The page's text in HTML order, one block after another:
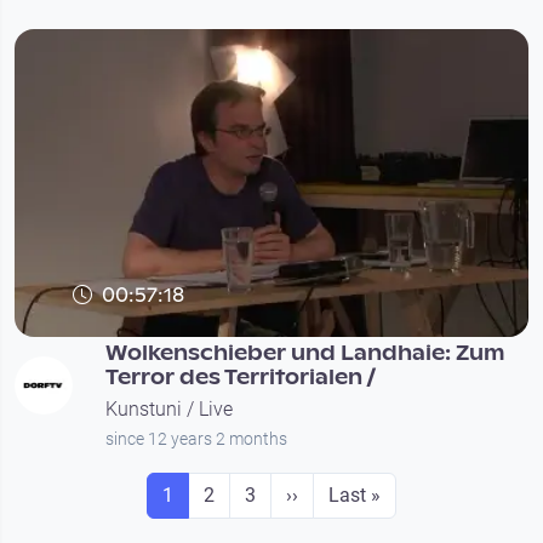
00:57:18
Wolkenschieber und Landhaie: Zum
Terror des Territorialen /
Kunstuni / Live
since 12 years 2 months
Seitennummerierung
Seite
1 Seite
2 Seite
3 Next page
›› Last page
Last »